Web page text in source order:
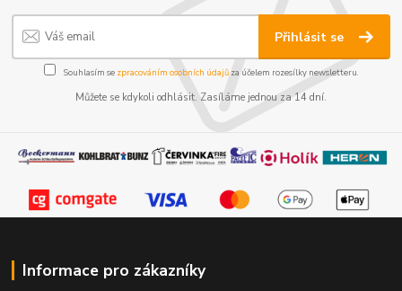
Přihlásit se
Souhlasím se zpracováním osobních údajůza účelem rozesílky newsletteru.
Můžete se kdykoli odhlásit. Zasíláme jednou za 14 dní.
Informace pro zákazníky